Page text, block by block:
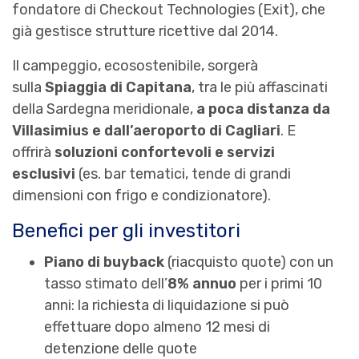
fondatore di Checkout Technologies (Exit), che
già gestisce strutture ricettive dal 2014.
Il campeggio, ecosostenibile, sorgerà
sulla Spiaggia di Capitana, tra le più affascinati
della Sardegna meridionale, a poca distanza da
Villasimius e dall’aeroporto di Cagliari. E
offrirà soluzioni confortevoli e servizi
esclusivi (es. bar tematici, tende di grandi
dimensioni con frigo e condizionatore).
Benefici per gli investitori
Piano di buyback (riacquisto quote) con un
tasso stimato dell’8% annuo per i primi 10
anni: la richiesta di liquidazione si può
effettuare dopo almeno 12 mesi di
detenzione delle quote